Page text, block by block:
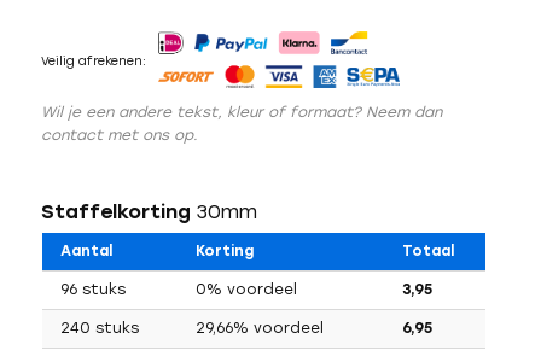
Veilig afrekenen:
Wil je een andere tekst, kleur of formaat? Neem dan
contact met ons op.
Staffelkorting 30mm
Aantal Korting Totaal
96 stuks 0% voordeel 3,95
240 stuks 29,66% voordeel 6,95